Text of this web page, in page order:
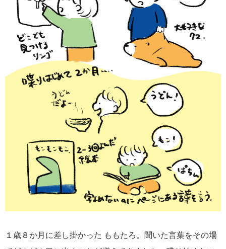
１歳８か月に差し掛かった ももたろ。聞いた言葉をその場